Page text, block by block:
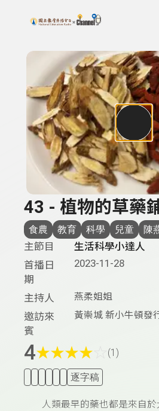
上方功能區塊
搜尋關鍵字：可輸入節目名稱、
43 - 植物的草藥
食農 教育 科學 兒童 陳
主節目
生活科學小達人
首播日
期
2023-11-28
主持人 燕柔姐姐
邀訪來
賓
黃崇城 新小牛頓發
4★★★★ (1)
逐字稿
人類最早的藥也都是來自